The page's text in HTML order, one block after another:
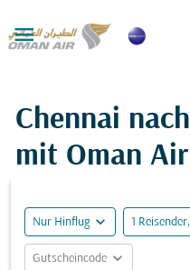

Chennai
mit Oman Air
Nur Hinflug expand_more 1
Gutscheincode expand_more